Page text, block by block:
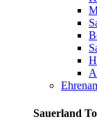
Sauerland